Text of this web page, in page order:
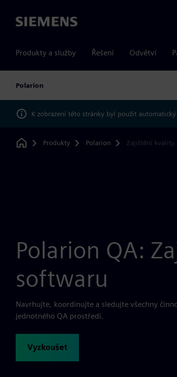
Siemens
Produkty a služby Řešení Odvětví
Polarion
K zobrazení této stránky byl použit
Home
Produkty Polarion Zajištění kvality
Polarion QA:
softwaru
Navrhujte, koordinujte a sledujte všechny
jednotného QA prostředí.
Vyzkoušet